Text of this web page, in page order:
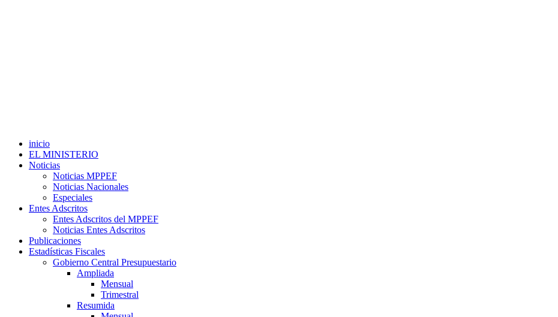
inicio
EL MINISTERIO
Noticias
Noticias MPPEF
Noticias Nacionales
Especiales
Entes Adscritos
Entes Adscritos del MPPEF
Noticias Entes Adscritos
Publicaciones
Estadísticas Fiscales
Gobierno Central Presupuestario
Ampliada
Mensual
Trimestral
Resumida